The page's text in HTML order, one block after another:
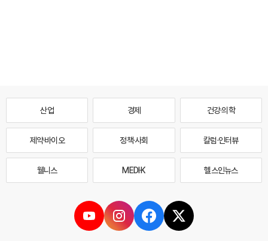
산업 경제 건강·의학
제약·바이오 정책·사회 칼럼·인터뷰
웰니스 MEDI·K 헬스인뉴스